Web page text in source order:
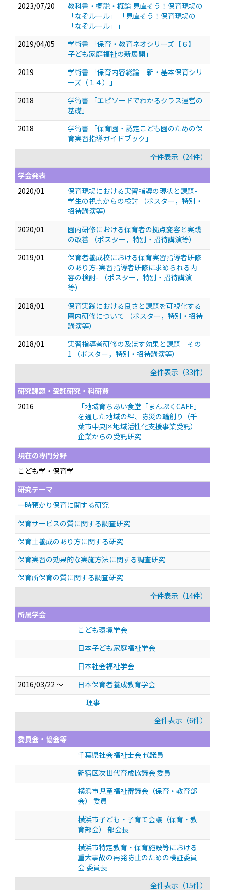
2023/07/20
教科書・概説・概論 見直そう！保育現場の
「なぞルール」 「見直そう！保育現場の
「なぞルール」」
2019/04/05
学術書 「保育・教育ネオシリーズ【６】
子ども家庭福祉の新展開」
2019
学術書 「保育内容総論 新・基本保育シリ
ーズ（１４）」
2018
学術書 「エピソードでわかるクラス運営の
基礎」
2018
学術書 「保育園・認定こども園のための保
育実習指導ガイドブック」
全件表示（24件）
学会発表
2020/01
保育現場における実習指導の現状と課題-
学生の視点からの検討
（ポスター，特別・
招待講演等）
2020/01
園内研修における保育者の拠点変容と実践
の改善
（ポスター，特別・招待講演等）
2019/01
保育者養成校における保育実習指導者研修
のあり方-実習指導者研修に求められる内
容の検討-
（ポスター，特別・招待講演
等）
2018/01
保育実践における良さと課題を可視化する
園内研修について
（ポスター，特別・招待
講演等）
2018/01
実習指導者研修の及ぼす効果と課題 その
1
（ポスター，特別・招待講演等）
全件表示（33件）
研究課題・受託研究・科研費
2016
「地域育ちあい食堂「まんぷくCAFE」
を通した地域の絆、防災の輪創り（千
葉市中央区地域活性化支援事業受託）
企業からの受託研究
現在の専門分野
こども学・保育学
研究テーマ
一時預かり保育に関する研究
保育サービスの質に関する調査研究
保育士養成のあり方に関する研究
保育実習の効果的な実施方法に関する調査研究
保育所保育の質に関する調査研究
全件表示（14件）
所属学会
こども環境学会
日本子ども家庭福祉学会
日本社会福祉学会
2016/03/22 ～
日本保育者養成教育学会
∟ 理事
全件表示（6件）
委員会・協会等
千葉県社会福祉士会 代議員
新宿区次世代育成協議会 委員
横浜市児童福祉審議会（保育・教育部
会） 委員
横浜市子ども・子育て会議（保育・教
育部会） 部会長
横浜市特定教育・保育施設等における
重大事故の再発防止のための検証委員
会 委員長
全件表示（15件）